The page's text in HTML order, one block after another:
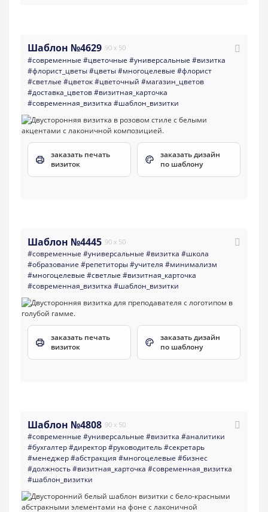
Шаблон №4629 90 x 50
#современные #цветочные #универсальные #визитка
#флорист_цветы#цветы#многоцелевые #флорист
#светлые #цветок#цветочный #магазин_цветов
#доставка_цветов#визитная_карточка
#современная_визитка #шаблон_визитки
заказать печать
визиток
заказать дизайн
по шаблону
Шаблон №4445 90 x 50
#современные #универсальные #визитка #школа
#образование #репетиторы#учителя #минимализм
#многоцелевые #светлые #визитная_карточка
#современная_визитка #шаблон_визитки
заказать печать
визиток
заказать дизайн
по шаблону
Шаблон №4808 90 x 50
#современные #универсальные #визитка #аналитики
#бухгалтер#директор#руководитель#секретарь
#менеджер#абстракция #многоцелевые #бизнес
#должность#визитная_карточка #современная_визитка
#шаблон_визитки